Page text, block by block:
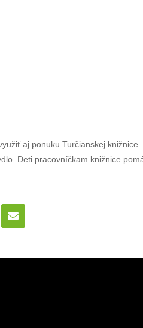
aj ponuku Turčianskej
Deti pracovníčkam knižnice